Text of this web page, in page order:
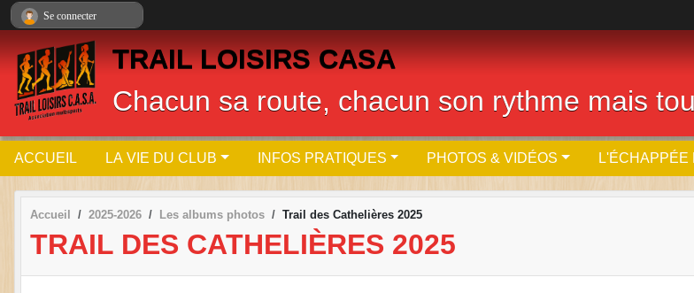
TRAIL LOISIRS CASA
Chacun sa route, chacun son rythme mais
ACCUEIL LA VIE DU CLUB INFOS PRATIQUES PHOTOS & VIDÉOS L'ÉCHAPPÉE
Accueil 2025-2026 Les albums photos Trail des Cathelières 2025
TRAIL DES CATHELIÈRES 2025
Se connecter
Panneau de gestion des cookies